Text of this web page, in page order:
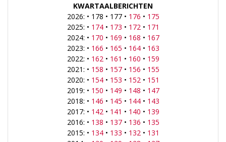
KWARTAALBERICHTEN
2026: • 178 • 177 • 176 • 175
2025: • 174• 173 • 172• 171
2024: • 170 • 169 • 168 • 167
2023: • 166 • 165 • 164• 163
2022: • 162• 161 • 160 • 159
2021: • 158 • 157• 156 • 155
2020: • 154• 153 • 152• 151
2019: • 150 • 149 • 148 • 147
2018: • 146 • 145 • 144• 143
2017: • 142• 141 • 140 • 139
2016: • 138 • 137• 136 • 135
2015: • 134• 133 • 132• 131